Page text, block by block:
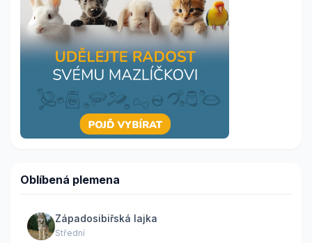
Oblíbená plemena
Západosibiřská lajka
Střední